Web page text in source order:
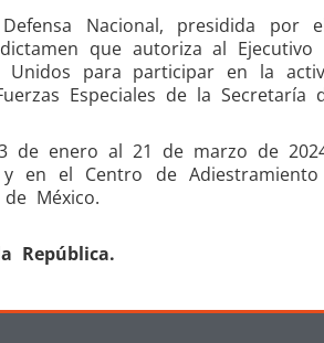
Nacional, presidida por
que autoriza al
para participar en la
Especiales de la Secretaría
de enero al 21 de marzo de
y en el Centro de
México.
República.